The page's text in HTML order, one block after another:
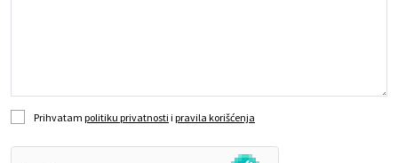
Prihvatam politiku privatnosti i pravila korišćenja